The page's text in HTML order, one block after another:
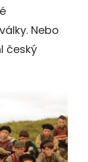
Nebo
český